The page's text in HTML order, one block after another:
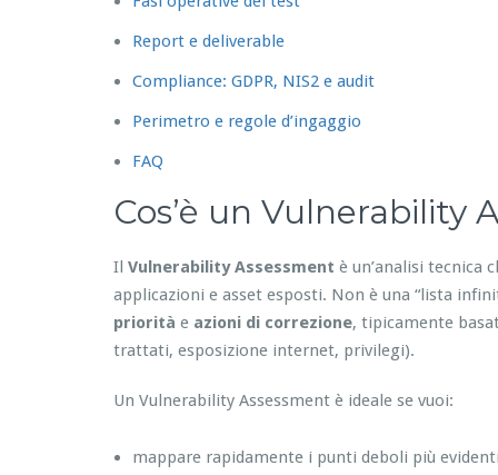
Report e deliverable
Compliance: GDPR, NIS2 e audit
Perimetro e regole d’ingaggio
FAQ
Cos’è un Vulnerability
Il Vulnerability Assessment è un’analisi tecnica
applicazioni e asset esposti. Non è una “lista
priorità e azioni di correzione, tipicamente
trattati, esposizione internet, privilegi).
Un Vulnerability Assessment è ideale se vuoi:
mappare rapidamente i punti deboli più